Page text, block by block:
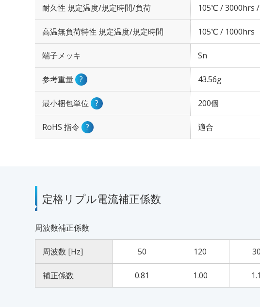
耐久性 規定温度/規定時間/負荷 105℃ / 3000hrs
高温無負荷特性 規定温度/規定時間 105℃ / 1000hrs
端子メッキ Sn
参考重量 ? 43.56g
最小梱包単位 ? 200個
RoHS 指令 ? 適合
定格リプル電流補正係数
周波数補正係数
周波数 [Hz] 50 120
補正係数 0.81 1.00